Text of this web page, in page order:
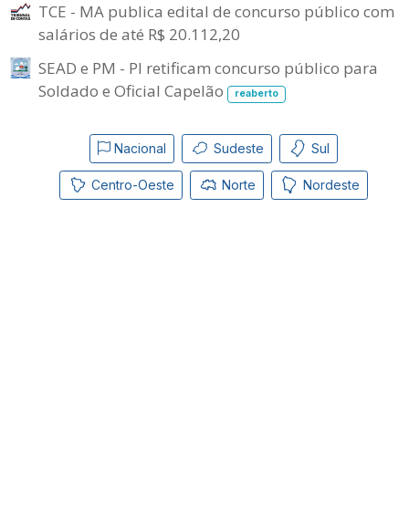
TCE - MA publica edital de concurso público com
salários de até R$ 20.112,20
SEAD e PM - PI retificam concurso público para
Soldado e Oficial Capelão
reaberto
Nacional Sudeste Sul
Centro-Oeste Norte Nordeste